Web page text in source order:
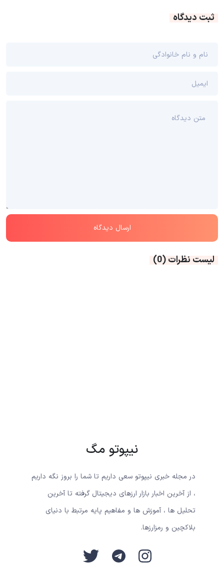
ثبت دیدگاه
لیست نظرات(0)
نیپوتو مگ
در مجله خبری نیپوتو سعی داریم تا شما را بروز نگه داریم
، از آخرین اخبار بازار ارزهای دیجیتال گرفته تا آخرین
تحلیل ها ، آموزش ها و مفاهیم پایه مرتبط با دنیای
بلاکچین و رمزارزها.